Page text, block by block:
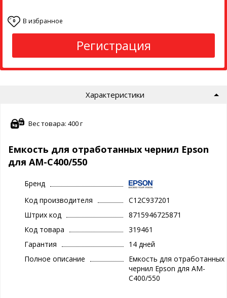
0 В избранное
Регистрация
Характеристики
Вес товара: 400 г
Емкость для отработанных чернил Epson
для AM-C400/550
Бренд
Код производителя
C12C937201
Штрих код
8715946725871
Код товара
319461
Гарантия
14 дней
Полное описание
Емкость для отработанных
чернил Epson для AM-
C400/550